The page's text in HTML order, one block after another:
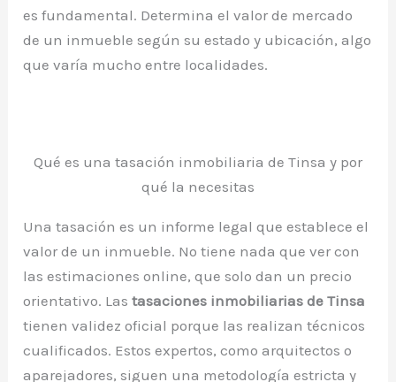
es fundamental. Determina el valor de mercado
de un inmueble según su estado y ubicación, algo
que varía mucho entre localidades.
Qué es una tasación inmobiliaria de Tinsa y por
qué la necesitas
Una tasación es un informe legal que establece el
valor de un inmueble. No tiene nada que ver con
las estimaciones online, que solo dan un precio
orientativo. Lastasaciones inmobiliarias de Tinsa
tienen validez oficial porque las realizan técnicos
cualificados. Estos expertos, como arquitectos o
aparejadores, siguen una metodología estricta y